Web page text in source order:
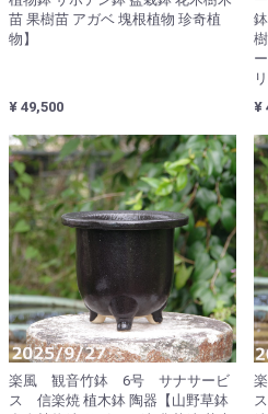
苗 果樹苗 アガベ 塊根植物 珍奇植
物】
¥ 49,500
¥
楽風 観音竹鉢 6号 サナサービ
ス 信楽焼 植木鉢 陶器【山野草鉢